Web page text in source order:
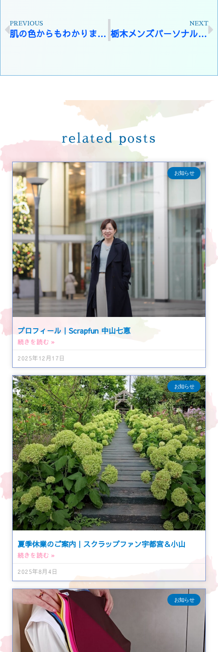
PREVIOUS
肌の色からもわかります パーソナルカラー診断
NEXT
栃木メンズパーソナルカラー＆顔タイプ診断☆色を味方につけて好印象をサポート☆経営者ブランディングメニュー
related posts
お知らせ
プロフィール｜Scrapfun 中山七恵
続きを読む »
2025年12月17日
お知らせ
夏季休業のご案内｜スクラップファン宇都宮＆小山
続きを読む »
2025年8月4日
お知らせ